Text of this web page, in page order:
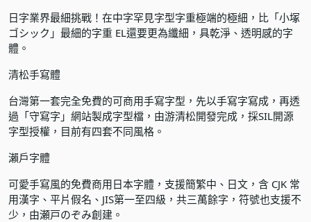
日字業界最細挑戰！在中字罕見字型字重極端的極細，比「小塚
ゴシック」最細的字重 EL還要更為纖細，具乾淨、透明感的字
體。
清松手寫體
台灣第一套完全免費的可商用手寫字型，先以手寫字寫成，再透
過「守寫字」網站製成字型檔，由游清松開發完成，採SIL開源
字型授權，目前有四套不同風格。
瀨戶字體
可愛手寫風的免費商用日本字體，支援簡繁中、日文，含 CJK 常
用漢字、平片假名、JIS第一至四級，共三萬餘字，符號也支援不
少，由瀬戸のぞみ創建。